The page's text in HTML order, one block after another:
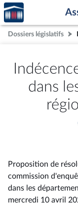
Aller au contenu
Aller en bas de la
Accèder
à la
page
d'accueil
Dossiers législatifs
dans
Proposition de
commission
dans les
mercredi 10 avril